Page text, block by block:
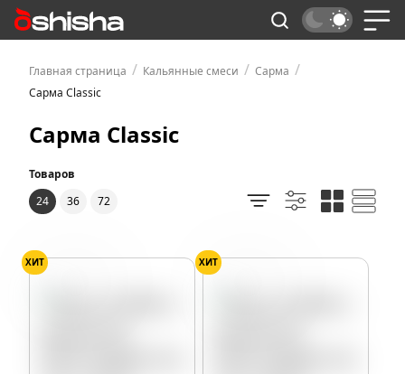
Главная страница / Кальянные смеси / Сарма /
Сарма Classic
Сарма Classic
Товаров
24
36 72
ХИТ
ХИТ